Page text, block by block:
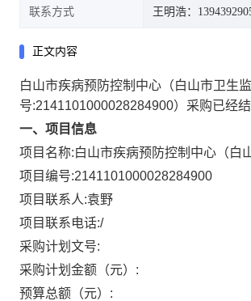
联系方式 王明浩：
正文内容
白山市疾病预防控制中心（白山市卫生
号:2141101000028284900）采购已经
一、项目信息
项目名称:白山市疾病预防控制中心（白
项目编号:2141101000028284900
项目联系人:袁野
项目联系电话:/
采购计划文号:
采购计划金额（元）:
预算总额（元）: